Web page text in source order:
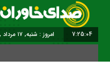
7:25:04 امروز : شنبه, ۱۷ مرداد , ۱۴۰۵